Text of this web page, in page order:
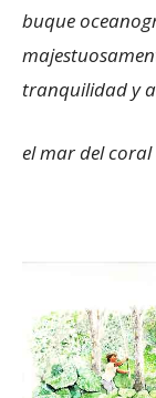
buque
tranquilidad y
el mar del coral